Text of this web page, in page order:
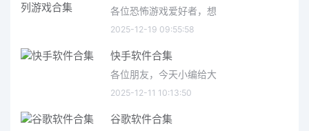
各位恐怖游戏爱好者，想
2025-12-19 09:55:58
快手软件合集
各位朋友，今天小编给大
2025-12-11 10:13:50
谷歌软件合集